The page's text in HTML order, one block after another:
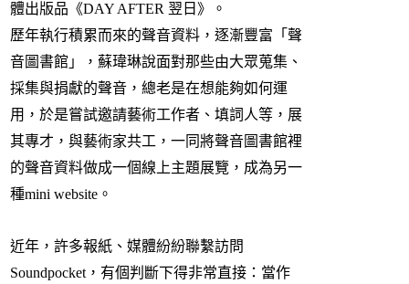
體出版品《DAY AFTER 翌日》。
歷年執行積累而來的聲音資料，逐漸豐富「聲
音圖書館」，蘇瑋琳說面對那些由大眾蒐集、
採集與捐獻的聲音，總老是在想能夠如何運
用，於是嘗試邀請藝術工作者、填詞人等，展
其專才，與藝術家共工，一同將聲音圖書館裡
的聲音資料做成一個線上主題展覽，成為另一
種mini website。
近年，許多報紙、媒體紛紛聯繫訪問
Soundpocket，有個判斷下得非常直接：當作